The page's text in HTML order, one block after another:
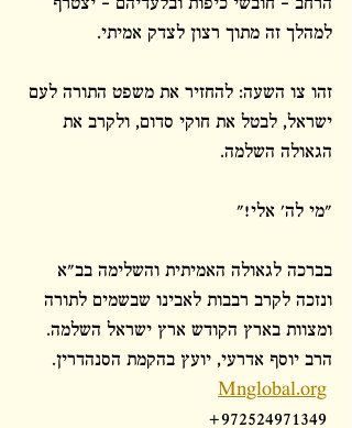
למהלך זה מתוך רצון לצדק אמיתי.
זהו צו השעה: להחזיר את משפט התורה לעם
ישראל, לבטל את חוקי סדום, ולקרב את
הגאולה השלמה.
"מי לה' אלי!"
בברכה לגאולה האמיתית והשלימה בב"א
ונזכה לקרב רבבות לאבינו שבשמים לתורה
ומצוות בארץ הקודש ארץ ישראל השלמה.
הרב יוסף אדרעי, יועץ בהקמת הסנהדרין.
Mnglobal.org
+972524971349